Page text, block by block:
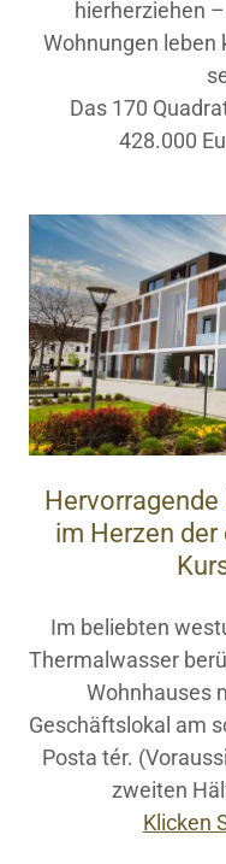
hierherziehen
Wohnungen leben
Das 170
428.000
im Herzen
Im beliebten
Thermalwasser
Wohnhauses
Geschäftslokal am
Posta tér.
zweiten
Klicken